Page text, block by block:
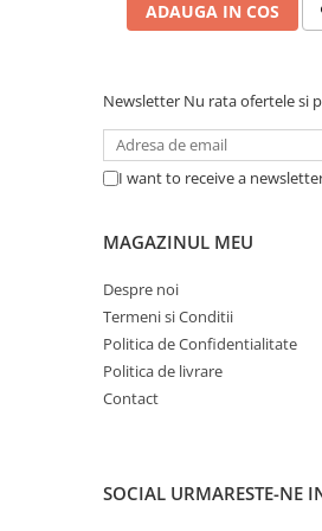
Caști & Microfoane
Microfoane & Reportofoane
Display & signage
Ecrane Digital Signage
Proiectoare
Proiectoare Consumer
Componente
Plăci de baza
Plăci de Bază Amd
Plăci Video Gaming & Consumer
ADAUGA IN COS
Newsletter Nu rata ofertele si
I want to receive a
MAGAZINUL MEU
Despre noi
Termeni si Conditii
Politica de Confidentialitate
Politica de livrare
Contact
SOCIAL URMARESTE-NE